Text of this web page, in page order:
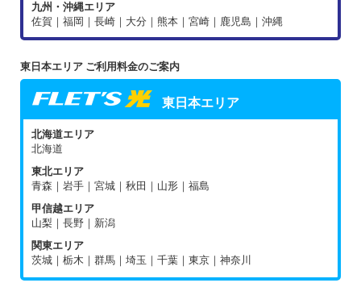
九州・沖縄エリア
佐賀｜福岡｜長崎｜大分｜熊本｜宮崎｜鹿児島｜沖縄
東日本エリア ご利用料金のご案内
東日本エリア
北海道エリア
北海道
東北エリア
青森｜岩手｜宮城｜秋田｜山形｜福島
甲信越エリア
山梨｜長野｜新潟
関東エリア
茨城｜栃木｜群馬｜埼玉｜千葉｜東京｜神奈川